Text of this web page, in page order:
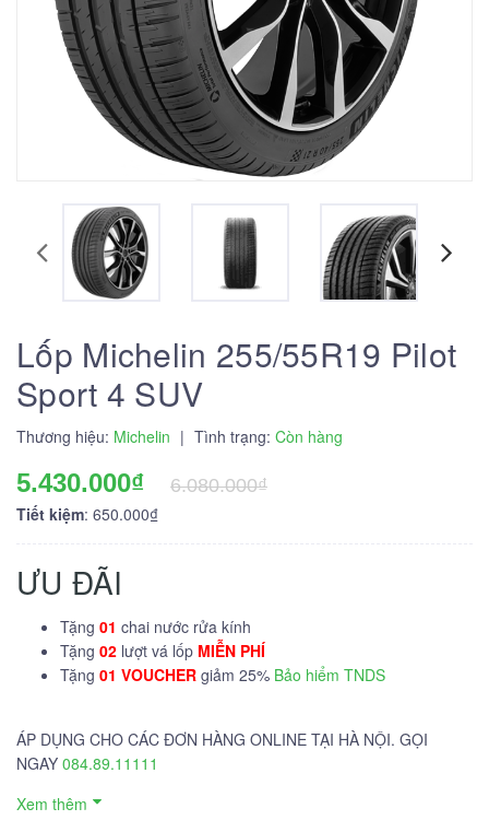
Lốp Michelin 255/55R19 Pilot
Sport 4 SUV
Thương hiệu: Michelin | Tình trạng: Còn hàng
5.430.000₫
6.080.000₫
Tiết kiệm: 650.000₫
ƯU ĐÃI
Tặng 01 chai nước rửa kính
Tặng 02 lượt vá lốp MIỄN PHÍ
Tặng 01 VOUCHER giảm 25% Bảo hiểm TNDS
ÁP DỤNG CHO CÁC ĐƠN HÀNG ONLINE TẠI HÀ NỘI. GỌI
NGAY 084.89.11111
Xem thêm